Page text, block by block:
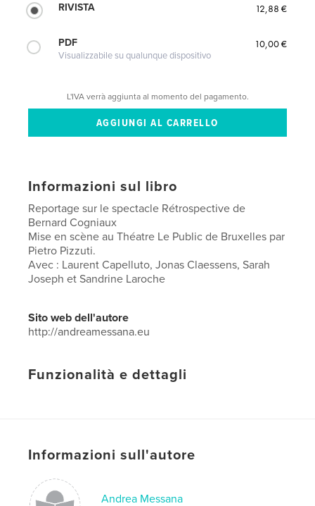
RIVISTA
12,88 €
PDF
Visualizzabile su qualunque dispositivo
10,00 €
L'IVA verrà aggiunta al momento del pagamento.
Informazioni sul libro
Reportage sur le spectacle Rétrospective de
Bernard Cogniaux
Mise en scène au Théatre Le Public de Bruxelles par
Pietro Pizzuti.
Avec : Laurent Capelluto, Jonas Claessens, Sarah
Joseph et Sandrine Laroche
Sito web dell'autore
http://andreamessana.eu
Funzionalità e dettagli
Data di pubblicazione:mar 23, 2019
Parole chiave
Informazioni sull'autore
Andrea Messana